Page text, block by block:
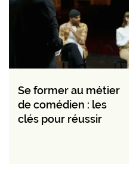
Se former au métier
de comédien : les
clés pour réussir